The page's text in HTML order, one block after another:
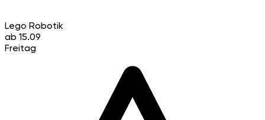
Lego Robotik
ab 15.09
Freitag